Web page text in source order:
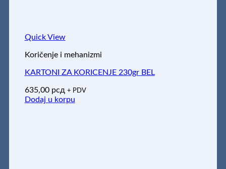
Quick View
Koričenje i mehanizmi
KARTONI ZA KORICENJE 230gr BEL
635,00 рсд + PDV
Dodaj u korpu